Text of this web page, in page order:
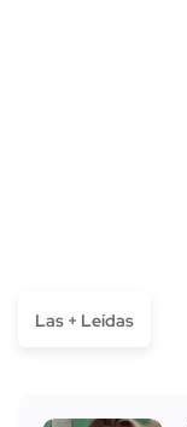
Las + Leídas